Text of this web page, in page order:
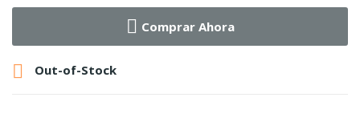
Comprar Ahora
 Out-of-Stock